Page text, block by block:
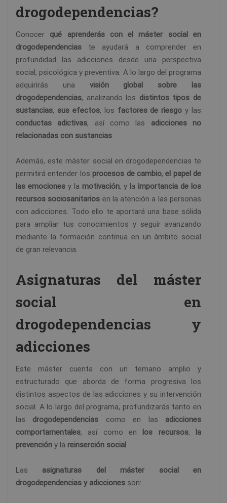
drogodependencias?
Conocer qué aprenderás con el máster social en
drogodependencias te ayudará a comprender en
profundidad las adicciones desde una perspectiva
social, psicológica y preventiva. A lo largo del programa
adquirirás una visión global sobre las
drogodependencias, analizando los distintos tipos de
sustancias, sus efectos, los factores de riesgo y las
conductas adictivas, así como las adicciones no
relacionadas con sustancias.
Además, este máster social en drogodependencias te
permitirá entender los procesos de cambio,el papel de
las emociones y la motivación, y la importancia de los
recursos sociosanitarios en la atención a las personas
con adicciones. Todo ello te aportará una base sólida
para ampliar tus conocimientos y seguir avanzando
mediante la formación continua en un ámbito social
de gran relevancia.
Asignaturas del máster
social en
drogodependencias y
adicciones
Este máster cuenta con un temario amplio y
estructurado que aborda de forma progresiva los
distintos aspectos de las adicciones y su intervención
social. A lo largo del programa, profundizarás tanto en
las drogodependencias como en las adicciones
comportamentales, así como en los recursos, la
prevención y la reinserción social.
Las asignaturas del máster social en
drogodependencias y adicciones son: